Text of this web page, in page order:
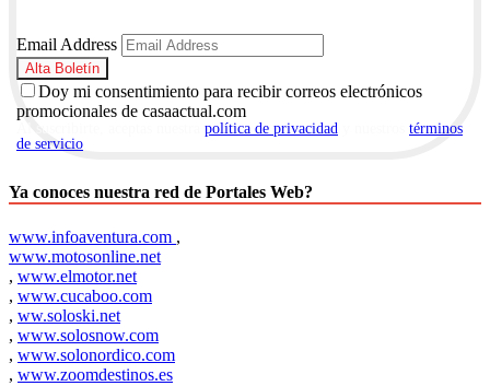
Email Address
Doy mi consentimiento para recibir correos electrónicos
promocionales de casaactual.com
política de privacidad
términos
de servicio
Ya conoces nuestra red de Portales Web?
www.infoaventura.com ,
www.motosonline.net
, www.elmotor.net
, www.cucaboo.com
, ww.soloski.net
, www.solosnow.com
, www.solonordico.com
, www.zoomdestinos.es